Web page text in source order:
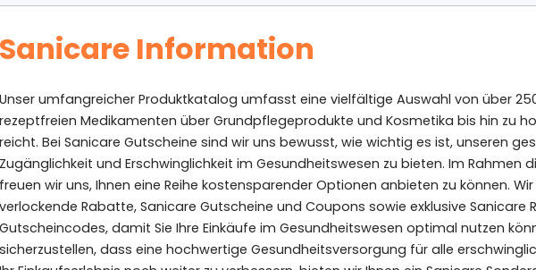
Sanicare Information
Unser umfangreicher Produktkatalog umfasst eine vielfältige Auswahl von über
rezeptfreien Medikamenten über Grundpflegeprodukte und Kosmetika bis hin zu
reicht. Bei Sanicare Gutscheine sind wir uns bewusst, wie wichtig es ist, unseren
Zugänglichkeit und Erschwinglichkeit im Gesundheitswesen zu bieten. Im Rahmen
freuen wir uns, Ihnen eine Reihe kostensparender Optionen anbieten zu können.
verlockende Rabatte, Sanicare Gutscheine und Coupons sowie exklusive Sanicare
Gutscheincodes, damit Sie Ihre Einkäufe im Gesundheitswesen optimal nutzen
sicherzustellen, dass eine hochwertige Gesundheitsversorgung für alle